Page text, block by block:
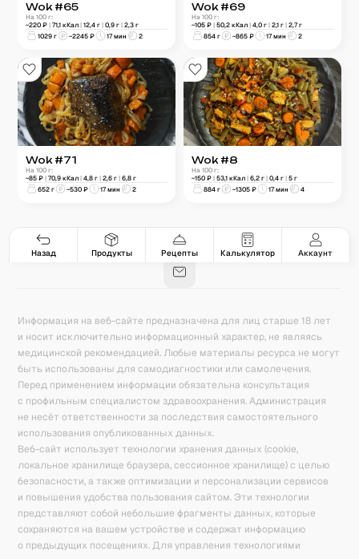
Wok #65
На 100 г:
~220 ₽| 71,1 кКал| 12,4 г| 0,9 г| 2,3 г
1029 г ~2245 ₽ 17 мин 2
Wok #69
На 100 г:
~105 ₽ | 50,2 кКал | 4,0 г | 2,1 г | 2,7г
854 г ~865 ₽ 17 мин 2
Wok #71
На 100 г:
~85 ₽| 70,9 кКал| 4,8 г| 2,6 г| 6,8 г
652 г ~530 ₽ 17 мин 2
Wok #8
На 100 г:
~150 ₽ | 53,1 кКал | 6,2 г | 0,4 г | 5 г
884 г ~1305 ₽ 17 мин 4
Назад Продукты Рецепты Калькулятор Аккаунт
Гастро-сеты 8 Рецепты 171 Продукты 5078 42
База знаний Калькулятор калорий
Информация на веб-сайте предназначена для лиц старше 18 лет
и носит исключительно информационный характер, не являясь
медицинской рекомендацией. Любые материалы ресурса не могут
быть использованы для самодиагностики или самолечения.
Перед применением информации обязательна консультация
с профильным специалистом здравоохранения. Администрация
не несёт ответственности за последствия самостоятельного
использования опубликованных данных.
Веб-сайт использует технологии хранения данных (cookie,
локальное хранилище браузера, сессионное хранилище) с целью
безопасности, а также оптимизации и персонализации сервисов
и повышения удобства пользования сайтом. Эти технологии
представляют собой небольшие фрагменты данных, которые
сохраняются на вашем устройстве и содержат информацию
о предыдущих посещениях. Для управления технологиями